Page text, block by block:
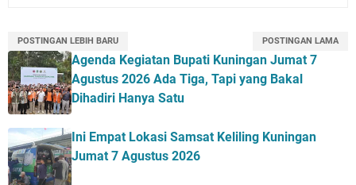
POSTINGAN LEBIH BARU POSTINGAN LAMA
Agenda Kegiatan Bupati Kuningan Jumat 7
Agustus 2026 Ada Tiga, Tapi yang Bakal
Dihadiri Hanya Satu
Ini Empat Lokasi Samsat Keliling Kuningan
Jumat 7 Agustus 2026